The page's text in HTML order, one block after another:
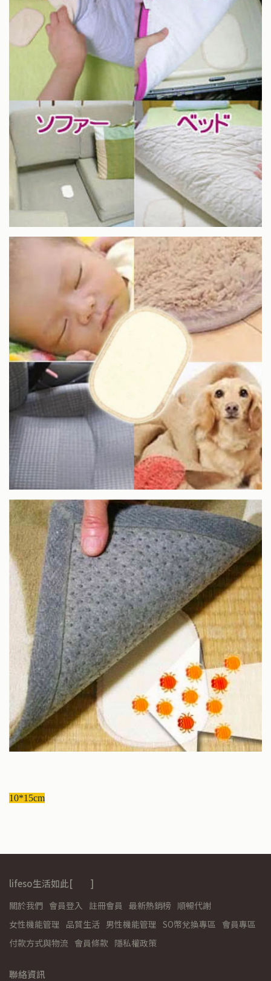
10*15cm
lifeso生活如此[ ]
關於我們 會員登入 註冊會員 最新熱銷榜 順暢代謝
女性機能管理 品質生活 男性機能管理 SO幣兌換專區 會員專區
付款方式與物流 會員條款 隱私權政策
聯絡資訊